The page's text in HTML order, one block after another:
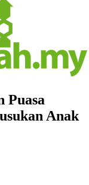
Puasa
Anak